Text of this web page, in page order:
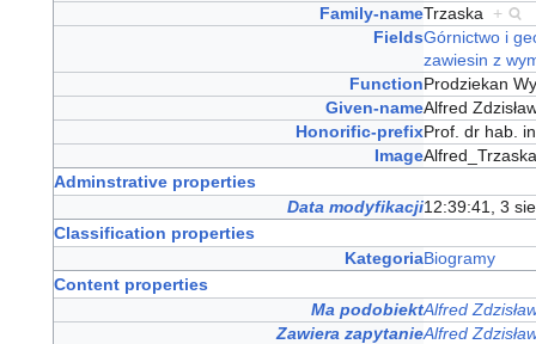
Family-nameTrzaska +
FieldsGórnictwo i
zawiesin z
FunctionProdziekan
Given-nameAlfred
Honorific-prefixProf. dr hab.
Image
Adminstrative properties
Data modyfikacji12:39:41, 3
Classification properties
KategoriaBiogramy
Content properties
Ma podobiektAlfred
Zawiera zapytanieAlfred